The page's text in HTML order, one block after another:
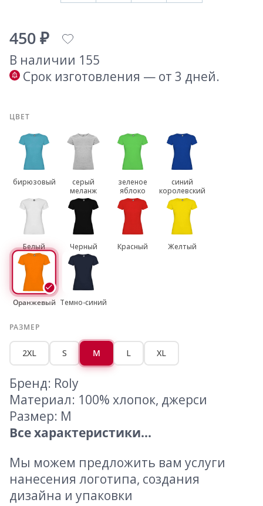
450 ₽
В наличии 155
Срок изготовления — от 3 дней.
ЦВЕТ
бирюзовый
серый
меланж
зеленое
яблоко
синий
королевский
Белый Черный Красный Желтый
Оранжевый Темно-синий
РАЗМЕР
2XL S M L XL
Бренд: Roly
Материал: 100% хлопок, джерси
Размер: M
Все характеристики...
Мы можем предложить вам услуги
нанесения логотипа, создания
дизайна и упаковки